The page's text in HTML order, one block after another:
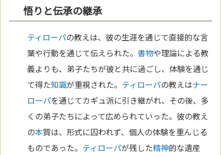
悟りと伝承の継承
ティローパの教えは、彼の生涯を通じて直接的な言
葉や行動を通じて伝えられた。書物や理論による教
義よりも、弟子たちが彼と共に過ごし、体験を通じ
て得た知識が重視された。 ティローパの教えはナー
ローパを通じてカギュ派に引き継がれ、その後、多
くの弟子たちによって広められていった。彼の教え
の本質は、形式に囚われず、個人の体験を重んじる
ものであった。 ティローパが残した精神的な遺産